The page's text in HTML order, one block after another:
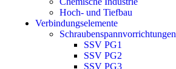
Hoch- und Tiefbau
Verbindungselemente
Schraubenspannvorrichtungen
SSV PG1
SSV PG2
SSV PG3